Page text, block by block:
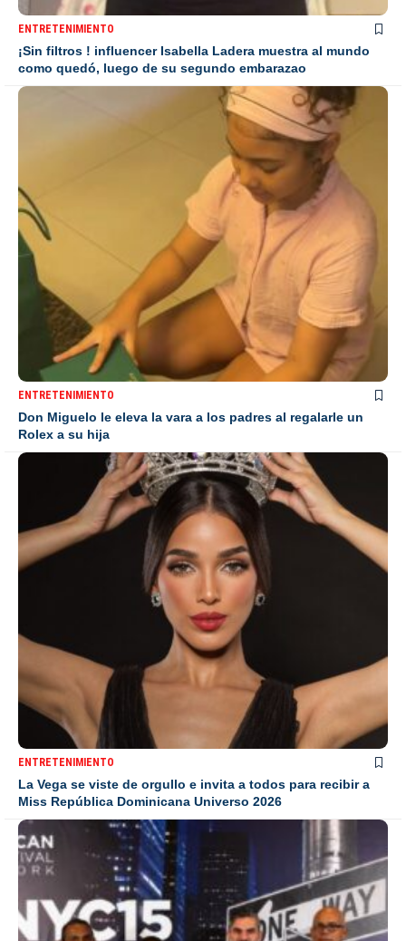
ENTRETENIMIENTO
¡Sin filtros ! influencer Isabella Ladera muestra al mundo
como quedó, luego de su segundo embarazao
ENTRETENIMIENTO
Don Miguelo le eleva la vara a los padres al regalarle un
Rolex a su hija
ENTRETENIMIENTO
La Vega se viste de orgullo e invita a todos para recibir a
Miss República Dominicana Universo 2026